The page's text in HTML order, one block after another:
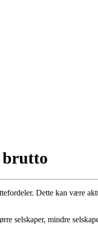
brutto
Dette kan være
selskaper, mindre